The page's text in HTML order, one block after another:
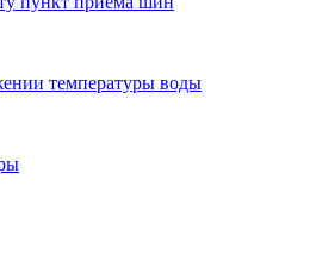
температуры воды